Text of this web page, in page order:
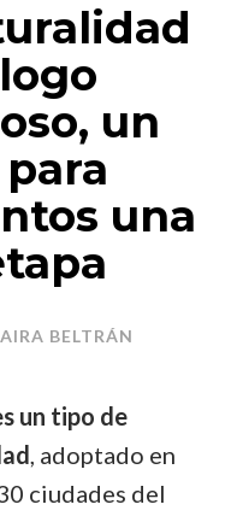
un
una
BELTRÁN
un tipo de
, adoptado en
ciudades del